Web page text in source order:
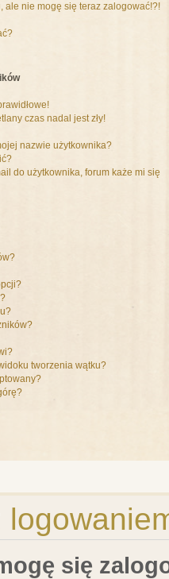
ale nie mogę się teraz zalogować!?!
czas nadal jest zły!
nazwie użytkownika?
do użytkownika, forum każe mi się
tworzenia wątku?
się